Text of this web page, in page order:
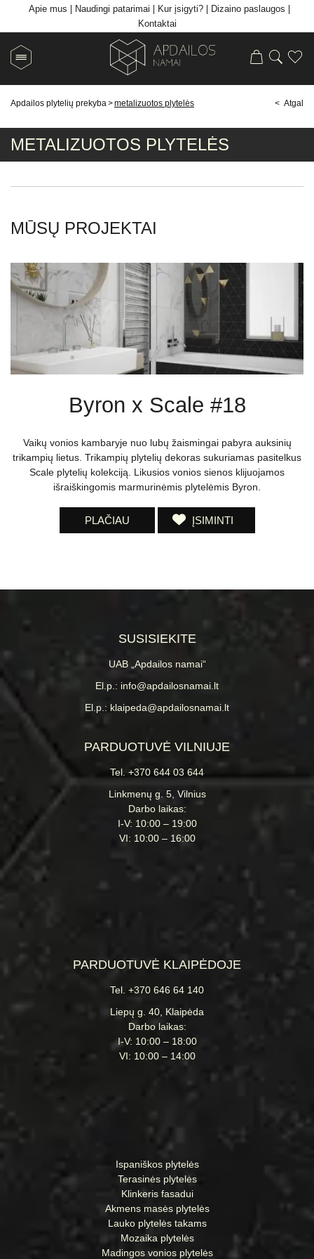
Apie mus Naudingi patarimai Kur įsigyti?
Dizaino paslaugos
Kontaktai
Apdailos plytelių prekyba >metalizuotos plytelės < Atgal
METALIZUOTOS PLYTELĖS
MŪSŲ PROJEKTAI
Byron x Scale #18
Vaikų vonios kambaryje nuo lubų žaismingai pabyra auksinių
trikampių lietus. Trikampių plytelių dekoras sukuriamas pasitelkus
Scale plytelių kolekciją. Likusios vonios sienos klijuojamos
išraiškingomis marmurinėmis plytelėmis Byron.
PLAČIAU ĮSIMINTI
SUSISIEKITE
UAB „Apdailos namai“
El.p.: info@apdailosnamai.lt
El.p.: klaipeda@apdailosnamai.lt
PARDUOTUVĖ VILNIUJE
Tel. +370 644 03 644
Linkmenų g. 5, Vilnius
Darbo laikas:
I-V: 10:00 – 19:00
VI: 10:00 – 16:00
PARDUOTUVĖ KLAIPĖDOJE
Tel. +370 646 64 140
Liepų g. 40, Klaipėda
Darbo laikas:
I-V: 10:00 – 18:00
VI: 10:00 – 14:00
Ispaniškos plytelės
Terasinės plytelės
Klinkeris fasadui
Akmens masės plytelės
Lauko plytelės takams
Mozaika plytelės
Madingos vonios plytelės